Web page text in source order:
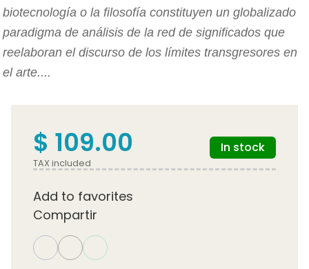
biotecnología o la filosofía constituyen un globalizado
paradigma de análisis de la red de significados que
reelaboran el discurso de los límites transgresores en
el arte....
$ 109.00
TAX included
In stock
Add to favorites
Compartir